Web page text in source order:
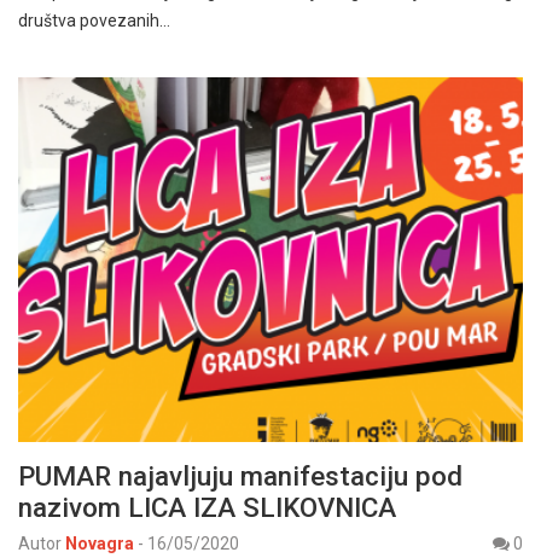
društva povezanih…
PUMAR najavljuju manifestaciju pod
nazivom LICA IZA SLIKOVNICA
Autor Novagra - 16/05/2020
0